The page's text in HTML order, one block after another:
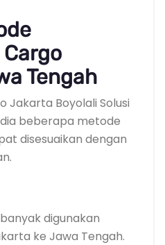
Tengah
Jakarta Boyolali Solusi
beberapa metode
disesuaikan dengan
digunakan
ke Jawa Tengah.